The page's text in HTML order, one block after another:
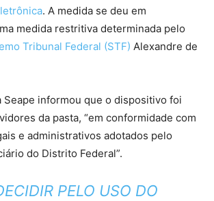
. A medida se deu em
medida restritiva determinada pelo
Tribunal Federal (STF) Alexandre de
Seape informou que o dispositivo foi
da pasta, “em conformidade com
e administrativos adotados pelo
do Distrito Federal”.
PELO USO DO